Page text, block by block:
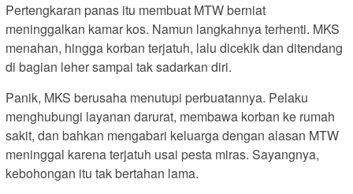
Pertengkaran panas itu membuat MTW berniat
meninggalkan kamar kos. Namun langkahnya terhenti. MKS
menahan, hingga korban terjatuh, lalu dicekik dan ditendang
di bagian leher sampai tak sadarkan diri.
Panik, MKS berusaha menutupi perbuatannya. Pelaku
menghubungi layanan darurat, membawa korban ke rumah
sakit, dan bahkan mengabari keluarga dengan alasan MTW
meninggal karena terjatuh usai pesta miras. Sayangnya,
kebohongan itu tak bertahan lama.